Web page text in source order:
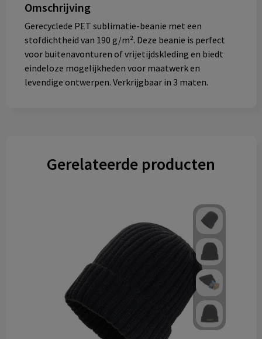
Omschrijving
Gerecyclede PET sublimatie-beanie met een
stofdichtheid van 190 g/m². Deze beanie is perfect
voor buitenavonturen of vrijetijdskleding en biedt
eindeloze mogelijkheden voor maatwerk en
levendige ontwerpen. Verkrijgbaar in 3 maten.
Gerelateerde producten